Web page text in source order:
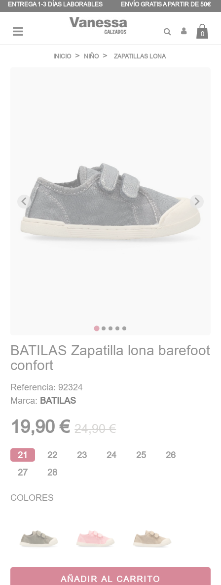
ENTREGA 1-3 DÍAS LABORABLES ENVÍO GRATIS A PARTIR DE 50€
0
INICIO NIÑO ZAPATILLAS LONA
BATILAS Zapatilla lona barefoot
confort
Referencia: 92324
Marca: BATILAS
19,90 € 24,90 €
21 22 23 24 25
26
27
28
COLORES
AÑADIR AL CARRITO
Panel de gestión de cookies